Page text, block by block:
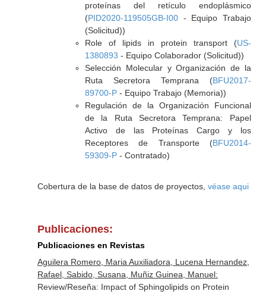
proteínas del retículo endoplásmico
(PID2020-119505GB-I00- Equipo Trabajo
(Solicitud))
Role of lipids in protein transport (US-
1380893 - Equipo Colaborador (Solicitud))
Selección Molecular y Organización de la
Ruta Secretora Temprana (BFU2017-
89700-P- Equipo Trabajo (Memoria))
Regulación de la Organización Funcional
de la Ruta Secretora Temprana: Papel
Activo de las Proteínas Cargo y los
Receptores de Transporte (BFU2014-
59309-P- Contratado)
Cobertura de la base de datos de proyectos, véase aqui
Publicaciones:
Publicaciones en Revistas
Aguilera Romero, Maria Auxiliadora, Lucena Hernandez,
Rafael, Sabido, Susana, Muñiz Guinea, Manuel:
Review/Reseña: Impact of Sphingolipids on Protein